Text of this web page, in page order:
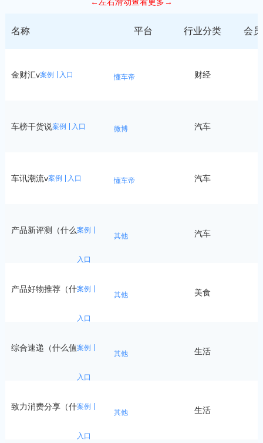
名称 平台 行业分类 会
金财汇v案例 入口 懂车帝 财经
车榜干货说案例 入口 微博 汽车
车讯潮流v案例 入口 懂车帝 汽车
产品新评测（什么案例
入口
其他 汽车
产品好物推荐（什案例
入口
其他 美食
综合速递（什么值案例
入口
其他 生活
致力消费分享（什案例
入口
其他 生活